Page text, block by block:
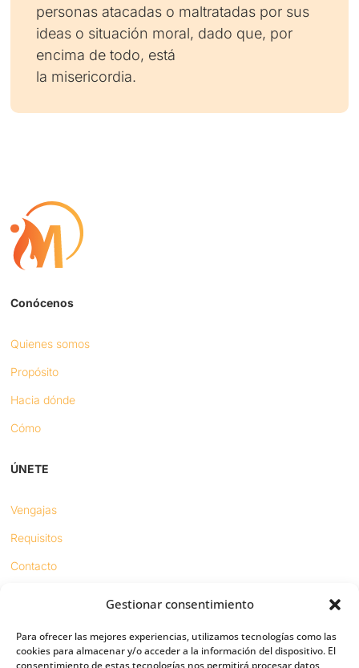
Gestionar consentimiento
Para ofrecer las mejores experiencias, utilizamos tecnologías como las
cookies para almacenar y/o acceder a la información del dispositivo. El
consentimiento de estas tecnologías nos permitirá procesar datos
personas atacadas o maltratadas por sus
ideas o situación moral, dado que, por
encima de todo, está
la misericordia.
Conócenos
Quienes somos
Propósito
Hacia dónde
Cómo
ÚNETE
Vengajas
Requisitos
Contacto
Sínodo digital